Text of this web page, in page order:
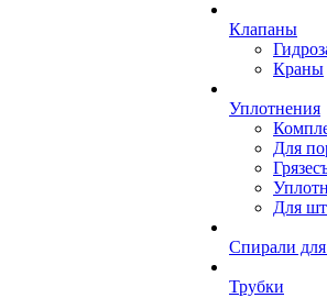
Клапаны
Краны
Уплотнения
Для
Для
Спирали
Трубки